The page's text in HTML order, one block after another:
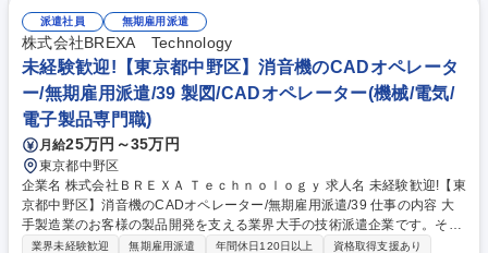
ジネスモデルを検討 ■社内風土醸成・イノベーション開発に関する業務：
新規事業人財育成プログラム（新規事業アカデミー）の企画・実行、スタ
ートアップなど社外連携に向けたソーシング活動 募集職種 【新規事業開
発】酒類領域の新規事業開発/
派遣社員 無期雇用派遣
株式会社BREXA Technology
未経験歓迎!【東京都中野区】消音機のCADオペレータ
ー/無期雇用派遣/39 製図/CADオペレーター(機械/電気/
電子製品専門職)
月給25万円～35万円
東京都中野区
企業名 株式会社ＢＲＥＸＡ Ｔｅｃｈｎｏｌｏｇｙ 求人名 未経験歓迎!【東
京都中野区】消音機のCADオペレーター/無期雇用派遣/39 仕事の内容 大
手製造業のお客様の製品開発を支える業界大手の技術派遣企業です。そん
な当社で空調設備などに使用される「消音機サイレンサー」の図面作成・
業界未経験歓迎 無期雇用派遣 年間休日120日以上
資格取得支援あり